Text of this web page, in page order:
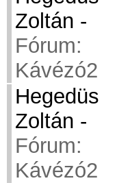
Zoltán -
Fórum:
Kávézó2
Hegedüs
Zoltán -
Fórum:
Kávézó2